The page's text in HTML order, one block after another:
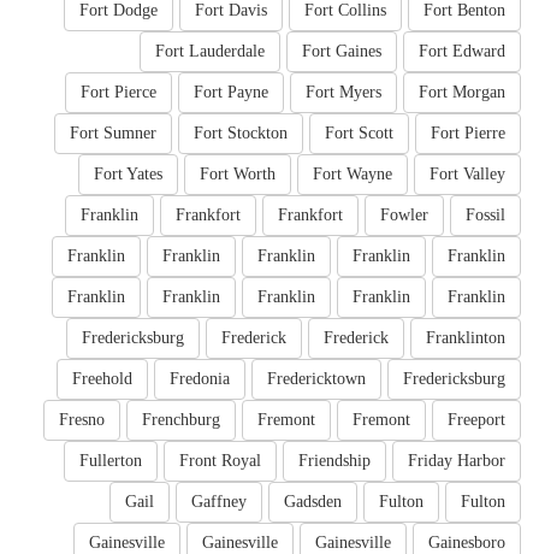
Fort Benton
Fort Collins
Fort Davis
Fort Dodge
Fort Edward
Fort Gaines
Fort Lauderdale
Fort Morgan
Fort Myers
Fort Payne
Fort Pierce
Fort Pierre
Fort Scott
Fort Stockton
Fort Sumner
Fort Valley
Fort Wayne
Fort Worth
Fort Yates
Fossil
Fowler
Frankfort
Frankfort
Franklin
Franklin
Franklin
Franklin
Franklin
Franklin
Franklin
Franklin
Franklin
Franklin
Franklin
Franklinton
Frederick
Frederick
Fredericksburg
Fredericksburg
Fredericktown
Fredonia
Freehold
Freeport
Fremont
Fremont
Frenchburg
Fresno
Friday Harbor
Friendship
Front Royal
Fullerton
Fulton
Fulton
Gadsden
Gaffney
Gail
Gainesboro
Gainesville
Gainesville
Gainesville